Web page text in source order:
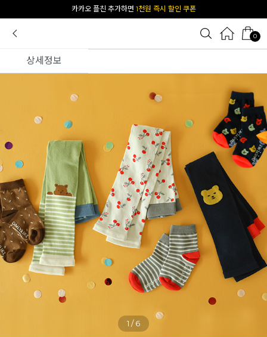
카카오 플친 추가하면1천원 즉시 할인 쿠폰
0
상세정보
1 /6